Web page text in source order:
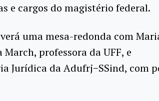
e cargos do magistério federal.
uma mesa-redonda com
March, professora da UFF, e
Jurídica da Adufrj−SSind, com